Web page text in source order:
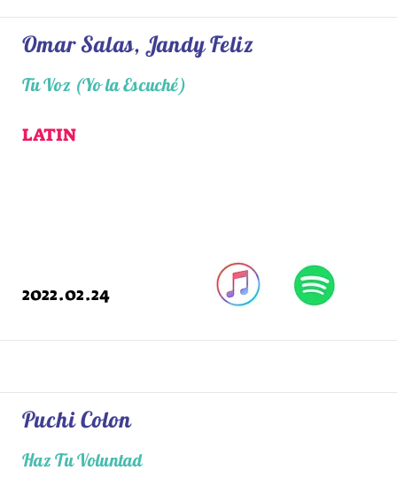
Omar Salas, Jandy Feliz
Tu Voz (Yo la Escuché)
LATIN
2022.02.24
Puchi Colon
Haz Tu Voluntad